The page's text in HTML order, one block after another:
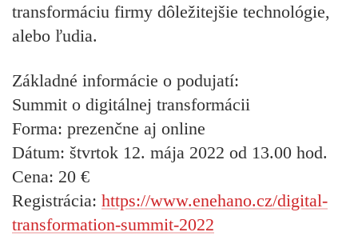
transformáciu firmy dôležitejšie technológie,
alebo ľudia.
Základné informácie o podujatí:
Summit o digitálnej transformácii
Forma: prezenčne aj online
Dátum: štvrtok 12. mája 2022 od 13.00 hod.
Cena: 20 €
Registrácia: https://www.enehano.cz/digital-
transformation-summit-2022